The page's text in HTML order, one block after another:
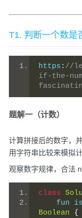
T1. 判断一个数是
https : //
if-the-
题解一（计数）
计算拼接后的数字，
用字符串比较来模拟计
观察数字规律，合法
class
Boolean
{